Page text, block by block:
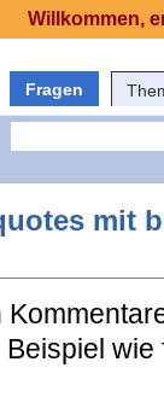
Fragen
mit
Willkommen,